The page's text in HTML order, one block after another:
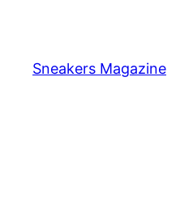
content
Sneakers Magazine